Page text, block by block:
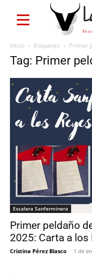
Inicio Etiquetas Primer
Tag: Primer
Escalera Sanferminera
Primer peldaño
2025: Carta a los
Cristina Pérez Blasco - 1 de